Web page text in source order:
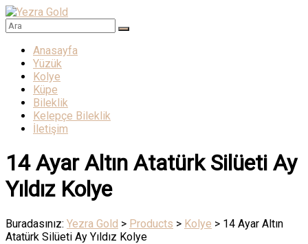
Skip
to
content
Gold
Altının
Muhteşem
Işıltısı
Menü
Anasayfa
Yüzük
Kolye
Küpe
Bileklik
Kelepçe Bileklik
İletişim
14 Ayar Altın Atatürk Silüeti Ay
Yıldız Kolye
Buradasınız: Yezra Gold > Products > Kolye > 14 Ayar Altın
Atatürk Silüeti Ay Yıldız Kolye